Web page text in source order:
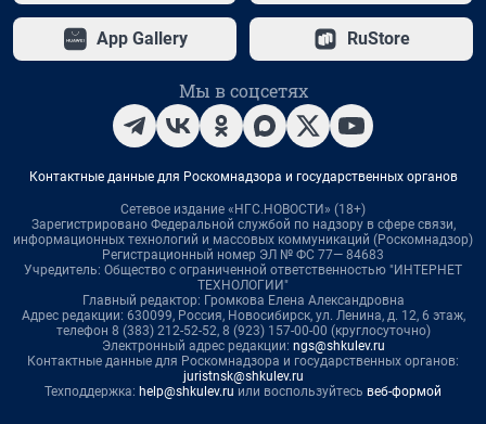
App Gallery RuStore
Мы в соцсетях
Контактные данные для Роскомнадзора и государственных органов
Сетевое издание «НГС.НОВОСТИ» (18+)
Зарегистрировано Федеральной службой по надзору в сфере связи,
информационных технологий и массовых коммуникаций (Роскомнадзор)
Регистрационный номер ЭЛ № ФС 77— 84683
Учредитель: Общество с ограниченной ответственностью "ИНТЕРНЕТ
ТЕХНОЛОГИИ"
Главный редактор: Громкова Елена Александровна
Адрес редакции: 630099, Россия, Новосибирск, ул. Ленина, д. 12, 6 этаж,
телефон 8 (383) 212-52-52, 8 (923) 157-00-00 (круглосуточно)
Электронный адрес редакции: ngs@shkulev.ru
Контактные данные для Роскомнадзора и государственных органов:
juristnsk@shkulev.ru
Техподдержка: help@shkulev.ru или воспользуйтесь веб-формой